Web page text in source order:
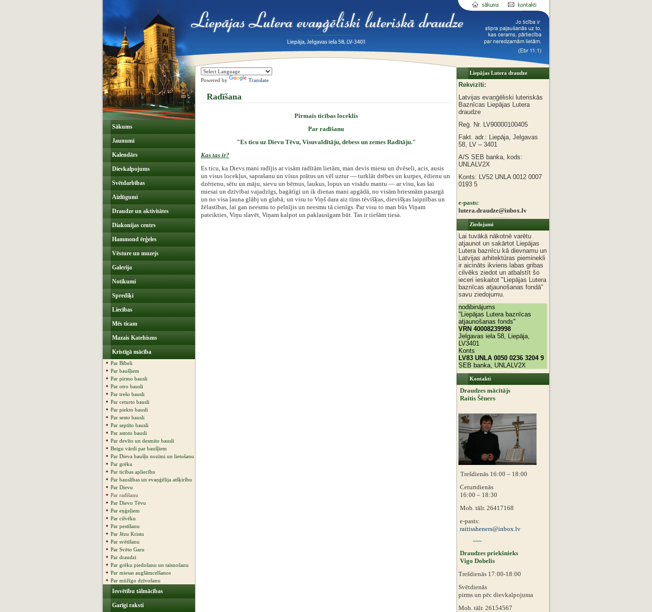
Sākums
Jaunumi
Kalendārs
Dievkalpojums
Svētdarbības
Aizlūgumi
Draudze un aktivitātes
Diakonijas centrs
Hammond ērģeles
Vēsture un muzejs
Galerija
Notikumi
Sprediķi
Liecības
Mēs ticam
Mazais Katehisms
Kristīgā mācība
Par Bībeli
Par baušļiem
Par pirmo bausli
Par otro bausli
Par trešo bausli
Par ceturto bausli
Par piekto bausli
Par sesto bausli
Par septīto bausli
Par astoto bausli
Par devīto un desmito bausli
Beigu vārdi par baušļiem
Par Dieva baušļu nozīmi un lietošanu
Par grēku
Par ticības apliecību
Par bauslības un evaņģēlija atšķirību
Par Dievu
Par radīšanu
Par Dievu Tēvu
Par eņģeļiem
Par cilvēku
Par pestīšanu
Par Jēzu Kristu
Par svētīšanu
Par Svēto Garu
Par draudzi
Par grēku piedošanu un taisnošanu
Par miesas augšāmcelšanos
Par mūžīgo dzīvošanu
Iesvētību tālmācības
Garīgi raksti
Powered by Translate
Radīšana
Pirmais ticības loceklis
Par radīšanu
"Es ticu uz Dievu Tēvu, Visuvaldītāju, debess un zemes Radītāju."
Kas tas ir?
Es ticu, ka Dievs mani radījis ar visām radītām lietām, man devis miesu un dvēseli, acis, ausis
un visus locekļus, saprašanu un visus prātus un vēl uztur — turklāt drēbes un kurpes, ēdienu un
dzērienu, sētu un māju, sievu un bērnus, laukus, lopus un visādu mantu — ar visu, kas šai
miesai un dzīvībai vajadzīgs, bagātīgi un ik dienas mani apgādā, no visām briesmām pasargā
un no visa ļauna glābj un glabā; un visu to Viņš dara aiz tīras tēvišķas, dievišķas laipnības un
žēlastības, lai gan neesmu to pelnījis un neesmu tā cienīgs. Par visu to man būs Viņam
pateikties, Viņu slavēt, Viņam kalpot un paklausīgam būt. Tas ir tiešām tiesa.
Liepājas Lutera draudze
Rekvizīti:
Latvijas evaņģēliski luteriskās
Baznīcas Liepājas Lutera
draudze
Reģ. Nr. LV90000100405
Fakt. adr.: Liepāja, Jelgavas
58, LV – 3401
A/S SEB banka, kods:
UNLALV2X
Konts: LV52 UNLA 0012 0007
0193 5
e-pasts:
lutera.draudze@inbox.lv
Ziedojumi
Lai tuvākā nākotnē varētu
atjaunot un sakārtot Liepājas
Lutera baznīcu kā dievnamu un
Latvijas arhitektūras pieminekli
ir aicināts ikviens labas gribas
cilvēks ziedot un atbalstīt šo
ieceri ieskaitot "Liepājas Lutera
baznīcas atjaunošanas fondā"
savu ziedojumu.
nodibinājums
"Liepājas Lutera baznīcas
atjaunošanas fonds"
VRN 40008239998
Jelgavas iela 58, Liepāja,
LV3401
Konts
LV83 UNLA 0050 0236 3204 9
SEB banka, UNLALV2X
Kontakti
Draudzes mācītājs
Raitis Šēners
Trešdienās 16:00 – 18:00
Ceturtdienās
16:00 – 18:30
Mob. tālr. 26417168
e-pasts:
raitissheners@inbox.lv
~~~
Draudzes priekšnieks
Vigo Dobelis
Trešdienās 17:00-18:00
Svētdienās
pirms un pēc dievkalpojuma
Mob. tālr. 26154567